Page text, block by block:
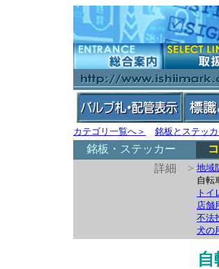
カテゴリ一覧へ＞ 銘板とステッカ
銘板・ステッカー
コ
詳細 > 地域
自転
ト
店舗
不法
犬の